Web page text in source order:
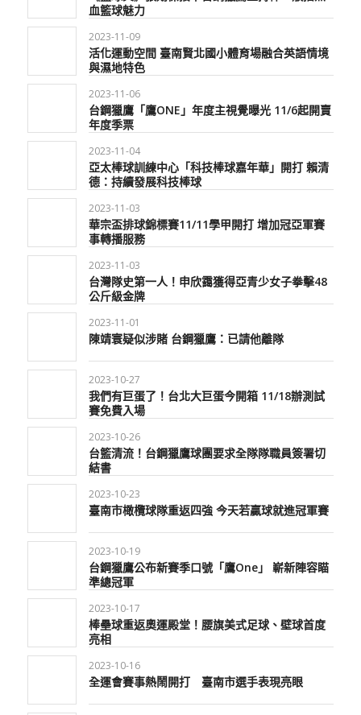
血籃球魅力
2023-11-09
活化運動空間 臺南賢北國小體育場融合英語情境
與濕地特色
2023-11-06
台鋼獵鷹「鷹ONE」年度主視覺曝光 11/6起開賣
年度季票
2023-11-04
亞太棒球訓練中心「科技棒球嘉年華」開打 賴清
德：持續發展科技棒球
2023-11-03
華宗盃排球錦標賽11/11學甲開打 增加冠亞軍賽
事轉播服務
2023-11-03
台灣隊史第一人！申欣靄獲得亞青少女子拳擊48
公斤級金牌
2023-11-01
陳靖寰疑似涉賭 台鋼獵鷹：已請他離隊
2023-10-27
我們有巨蛋了！台北大巨蛋今開箱 11/18辦測試
賽免費入場
2023-10-26
台籃清流！台鋼獵鷹球團要求全隊隊職員簽署切
結書
2023-10-23
臺南市橄欖球隊重返四強 今天若贏球就進冠軍賽
2023-10-19
台鋼獵鷹公布新賽季口號「鷹One」 嶄新陣容瞄
準總冠軍
2023-10-17
棒壘球重返奧運殿堂！腰旗美式足球、壁球首度
亮相
2023-10-16
全運會賽事熱鬧開打 臺南市選手表現亮眼